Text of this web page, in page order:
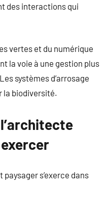
des interactions qui
vertes et du numérique
la voie à une gestion plus
systèmes d’arrosage
la biodiversité.
s’exerce dans